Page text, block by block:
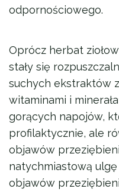
odpornościowego.
Oprócz herbat
stały się
suchych ekstraktów
witaminami i
gorących napojów,
profilaktycznie, ale
objawów
natychmiastową
objawów